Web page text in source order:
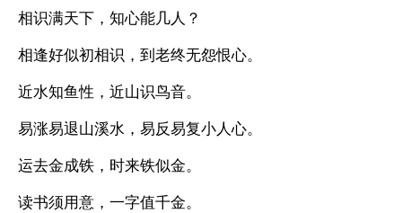
相识满天下，知心能几人？
相逢好似初相识，到老终无怨恨心。
近水知鱼性，近山识鸟音。
易涨易退山溪水，易反易复小人心。
运去金成铁，时来铁似金。
读书须用意，一字值千金。